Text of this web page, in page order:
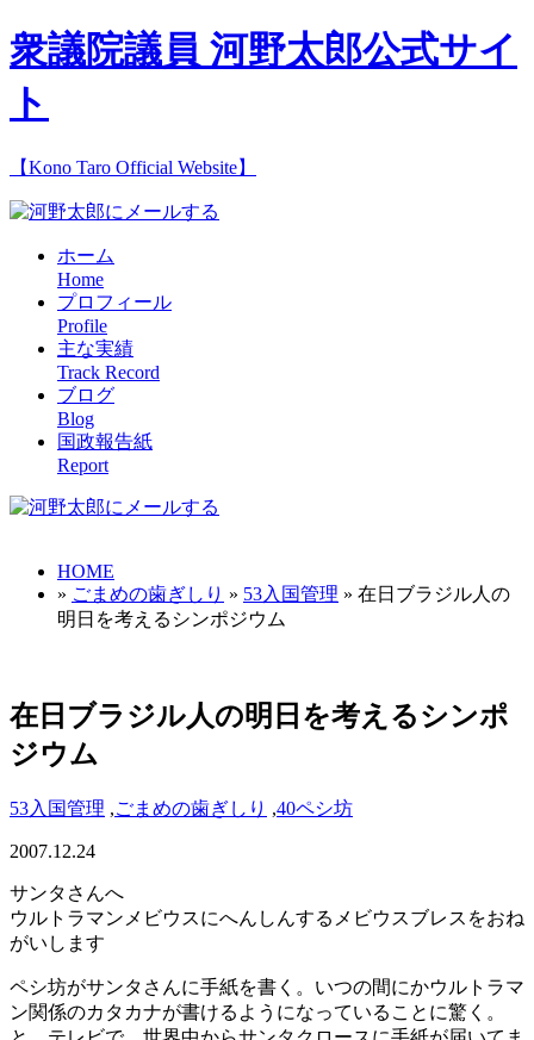
衆議院議員 河野太郎公式サイ
ト
【Kono Taro Official Website】
ホーム
Home
プロフィール
Profile
主な実績
Track Record
ブログ
Blog
国政報告紙
Report
HOME
» ごまめの歯ぎしり » 53入国管理 » 在日ブラジル人の
明日を考えるシンポジウム
在日ブラジル人の明日を考えるシンポ
ジウム
53入国管理 ,ごまめの歯ぎしり ,40ペシ坊
2007.12.24
サンタさんへ
ウルトラマンメビウスにへんしんするメビウスブレスをおね
がいします
ペシ坊がサンタさんに手紙を書く。いつの間にかウルトラマ
ン関係のカタカナが書けるようになっていることに驚く。